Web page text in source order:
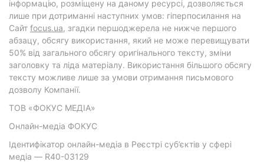
інформацію, розміщену на даному ресурсі, дозволяється
лише при дотриманні наступних умов: гіперпосилання на
Cайт focus.ua, згадки першоджерела не нижче першого
абзацу, обсягу використання, який не може перевищувати
50% від загального обсягу оригінального тексту, зміни
заголовку та ліда матеріалу. Використання більшого обсягу
тексту можливе лише за умови отримання письмового
дозволу Компанії.
ТОВ «ФОКУС МЕДІА»
Онлайн-медіа ФОКУС
Ідентифікатор онлайн-медіа в Реєстрі суб’єктів у сфері
медіа — R40-03129